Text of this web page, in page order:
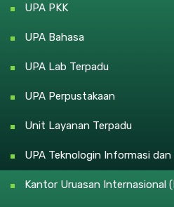
UPA PKK
UPA Bahasa
UPA Lab Terpadu
UPA Perpustakaan
Unit Layanan Terpadu
UPA Teknologin Informasi dan
Kantor Uruasan Internasional